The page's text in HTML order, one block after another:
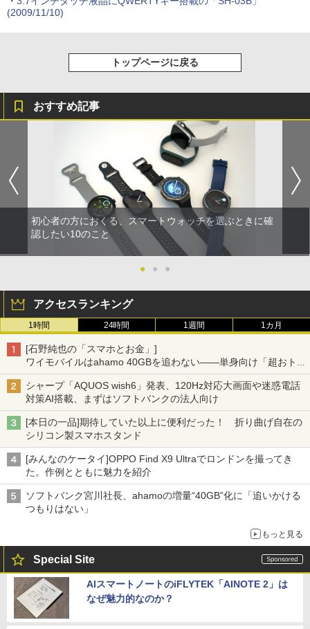
(2009/11/10)
トップページに戻る
おすすめ記事
初心者の方におくる、スマートウォッチを選ぶときに確
認したい10のこと
● ● ●
アクセスランキング
1時間 24時間 1週間 1カ月
[石野純也の「スマホとお金」]
ワイモバイルはahamo 40GBを追わない――単身向け「超おトク
割」の安さと1年限定の注意点
シャープ「AQUOS wish6」発表、120Hz対応大画面や迷惑電話
対策AI搭載、まずはソフトバンクの法人向け
[本日の一品]期待していた以上に便利だった！ 折り曲げ自在の
シリコン製スマホスタンド
[みんなのケータイ]OPPO Find X9 Ultraでロンドンを撮ってき
た。作例とともに魅力を紹介
ソフトバンク宮川社長、ahamoの増量“40GB”化に「追いかける
つもりはない」
もっと見る
Special Site
AIスマートノートのiFLYTEK「AINOTE 2」は
なぜ魅力的なのか？